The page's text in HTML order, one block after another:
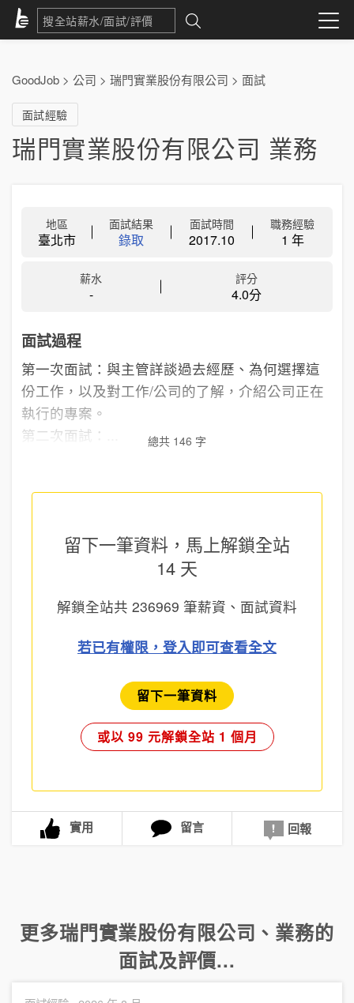
GoodJob > 公司 > 瑞門實業股份有限公司 > 面試
面試經驗
瑞門實業股份有限公司 業務
地區
臺北市
面試結果
錄取
面試時間
2017.10
職務經驗
1 年
薪水
-
評分
4.0分
面試過程
第一次面試：與主管詳談過去經歷、為何選擇這
份工作，以及對工作/公司的了解，介紹公司正在
執行的專案。
第二次面試：...
總共 146 字
留下一筆資料，馬上解鎖全站
14 天
解鎖全站共 236969 筆薪資、面試資料
若已有權限，登入即可查看全文
留下一筆資料
或以 99 元解鎖全站 1 個月
實用 留言 回報
更多瑞門實業股份有限公司 、 業務的
面試及評價...